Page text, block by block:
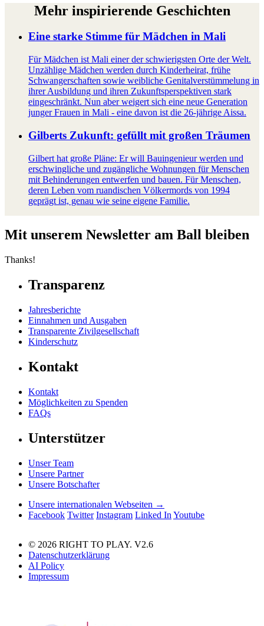
Mehr inspirierende Geschichten
Eine starke Stimme für Mädchen in Mali
Für Mädchen ist Mali einer der schwierigsten Orte der Welt.
Unzählige Mädchen werden durch Kinderheirat, frühe
Schwangerschaften sowie weibliche Genitalverstümmelung in
ihrer Ausbildung und ihren Zukunftsperspektiven stark
eingeschränkt. Nun aber weigert sich eine neue Generation
junger Frauen in Mali - eine davon ist die 26-jährige Aissa.
Gilberts Zukunft: gefüllt mit großen Träumen
Gilbert hat große Pläne: Er will Bauingenieur werden und
erschwingliche und zugängliche Wohnungen für Menschen
mit Behinderungen entwerfen und bauen. Für Menschen,
deren Leben vom ruandischen Völkermords von 1994
geprägt ist, genau wie seine eigene Familie.
Mit unserem Newsletter am Ball bleiben
Thanks!
Transparenz
Jahresberichte
Einnahmen und Ausgaben
Transparente Zivilgesellschaft
Kinderschutz
Kontakt
Kontakt
Möglichkeiten zu Spenden
FAQs
Unterstützer
Unser Team
Unsere Partner
Unsere Botschafter
Unsere internationalen Webseiten →
Facebook Twitter Instagram Linked In Youtube
© 2026 RIGHT TO PLAY. V2.6
Datenschutzerklärung
AI Policy
Impressum